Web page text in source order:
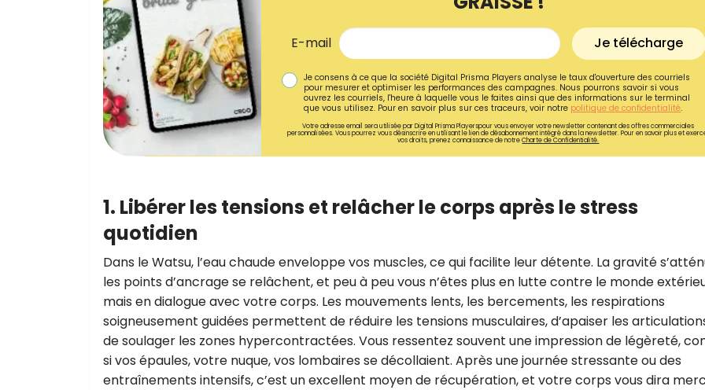
E-mail Je télécharge
Je consens à ce que la société Digital Prisma Players analyse le taux d'ouverture des courriels
pour mesurer et optimiser les performances des campagnes. Nous pourrons savoir si vous
ouvrez les courriels, l'heure à laquelle vous le faites ainsi que des informations sur le terminal
que vous utilisez. Pour en savoir plus sur ces traceurs, voir notre politique de confidentialité.
Votre adresse email sera utilisée par Digital Prisma Playerspour vous envoyer votre newsletter contenant des offres commerciales
personnalisées. Vous pourrez vous désinscrire en utilisant le lien de désabonnement intégré dans la newsletter. Pour en savoir plus et
vos droits, prenez connaissance de notreCharte de Confidentialité.
1. Libérer les tensions et relâcher le corps après le stress
quotidien
Dans le Watsu, l’eau chaude enveloppe vos muscles, ce qui facilite leur détente. La gravité
les points d’ancrage se relâchent, et peu à peu vous n’êtes plus en lutte contre le monde
mais en dialogue avec votre corps. Les mouvements lents, les bercements, les respirations
soigneusement guidées permettent de réduire les tensions musculaires, d’apaiser les
de soulager les zones hypercontractées. Vous ressentez souvent une impression de légèreté,
si vos épaules, votre nuque, vos lombaires se décollaient. Après une journée stressante ou des
entraînements intensifs, c’est un excellent moyen de récupération, et votre corps vous dira